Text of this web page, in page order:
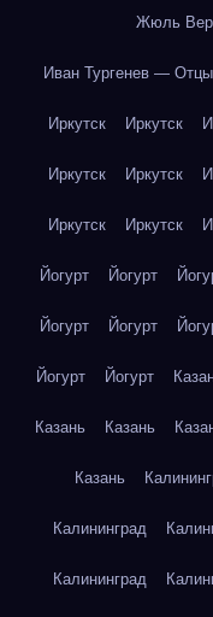
Жюль
Иван Тургенев —
Иркутск Иркутск
Иркутск Иркутск
Иркутск Иркутск
Йогурт Йогурт
Йогурт Йогурт
Йогурт Йогурт
Казань Казань
Казань
Калининград
Калининград